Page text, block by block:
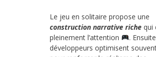
Le jeu en solitaire propose une
construction narrative riche qui
pleinement l’attention
.
développeurs optimisent souvent